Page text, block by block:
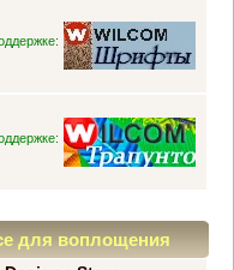
для воплощения